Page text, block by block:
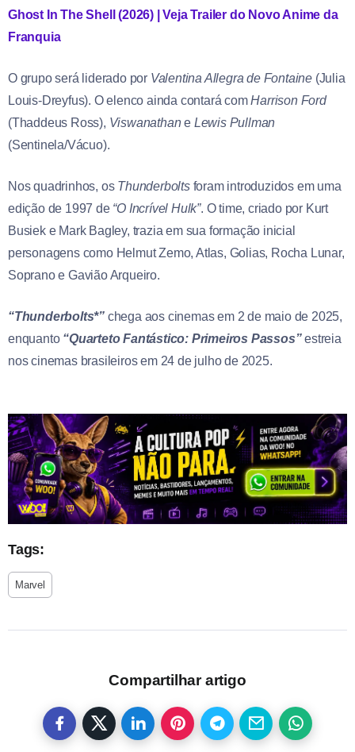
Ghost In The Shell (2026) | Veja Trailer do Novo Anime da
Franquia
O grupo será liderado por Valentina Allegra de Fontaine (Julia
Louis-Dreyfus). O elenco ainda contará comHarrison Ford
(Thaddeus Ross), Viswanathane Lewis Pullman
(Sentinela/Vácuo).
Nos quadrinhos, os Thunderboltsforam introduzidos em uma
edição de 1997 de “O Incrível Hulk”. O time, criado por Kurt
Busiek e Mark Bagley, trazia em sua formação inicial
personagens como Helmut Zemo, Atlas, Golias, Rocha Lunar,
Soprano e Gavião Arqueiro.
“Thunderbolts*” chega aos cinemas em 2 de maio de 2025,
enquanto “Quarteto Fantástico: Primeiros Passos”estreia
nos cinemas brasileiros em 24 de julho de 2025.
Tags:
Marvel
Compartilhar artigo